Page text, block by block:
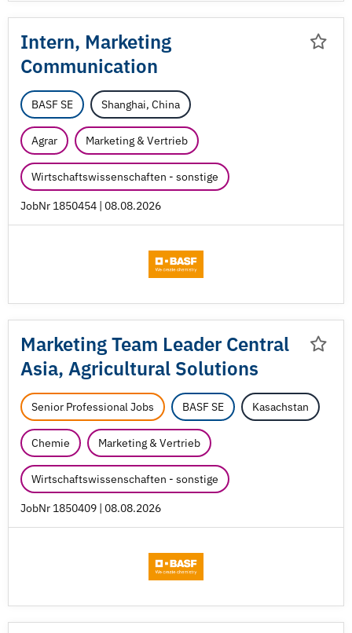
Intern, Marketing
Communication
BASF SE Shanghai, China
Agrar Marketing & Vertrieb
Wirtschaftswissenschaften - sonstige
JobNr 1850454 | 08.08.2026
Marketing Team Leader Central
Asia, Agricultural Solutions
Senior Professional Jobs BASF SE Kasachstan
Chemie Marketing & Vertrieb
Wirtschaftswissenschaften - sonstige
JobNr 1850409 | 08.08.2026